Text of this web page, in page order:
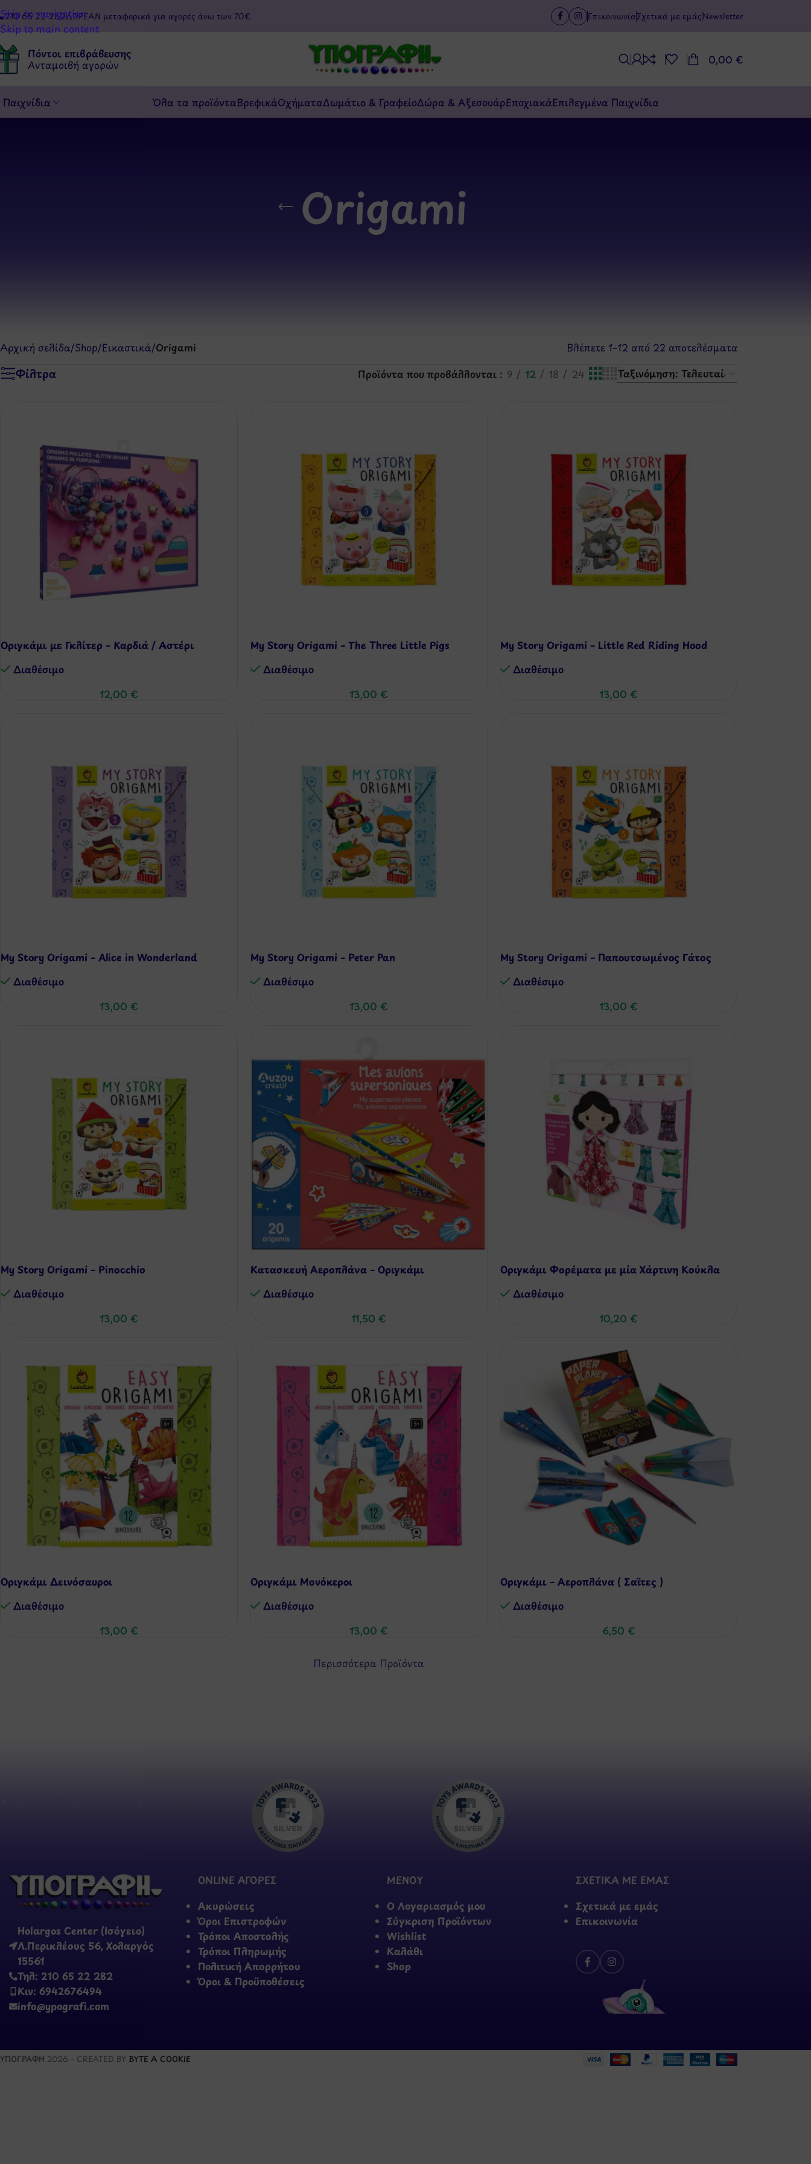
Skip to navigation
Skip to main content
210 65 22 282ΔΩΡΕΑΝ μεταφορικά για αγορές άνω των 70€ Επικοινωνία Σχετικά με εμάςNewsletter
Πόντοι επιβράβευσης
Ανταμοιβή αγορών 0,00 €
Παιχνίδια Όλα τα προϊόνταΒρεφικάΟχήματαΔωμάτιο & ΓραφείοΔώρα & ΑξεσουάρΕποχιακάΕπιλεγμένα Παιχνίδια
Origami
Αρχική σελίδα/Shop/Εικαστικά/Origami Βλέπετε 1–12 από 22 αποτελέσματα
Φίλτρα Προϊόντα που προβάλλονται 9 12 18 24
Οριγκάμι με Γκλίτερ – Καρδιά / Αστέρι
Διαθέσιμo
12,00 €
My Story Origami – The Three Little Pigs
Διαθέσιμo
13,00 €
My Story Origami – Little Red Riding Hood
Διαθέσιμo
13,00 €
My Story Origami – Alice in Wonderland
Διαθέσιμo
13,00 €
My Story Origami – Peter Pan
Διαθέσιμo
13,00 €
My Story Origami – Παπουτσωμένος Γάτος
Διαθέσιμo
13,00 €
My Story Origami – Pinocchio
Διαθέσιμo
13,00 €
Κατασκευή Αεροπλάνα – Οριγκάμι
Διαθέσιμo
11,50 €
Οριγκάμι Φορέματα με μία Χάρτινη Κούκλα
Διαθέσιμo
10,20 €
Οριγκάμι Δεινόσαυροι
Διαθέσιμo
13,00 €
Οριγκάμι Μονόκεροι
Διαθέσιμo
13,00 €
Οριγκάμι – Αεροπλάνα ( Σαϊτες )
Διαθέσιμo
6,50 €
Περισσότερα Προϊόντα
Holargos Center (Ισόγειο)
Λ.Περικλέους 56, Χολαργός
15561
Τηλ: 210 65 22 282
Κιν: 6942676494
info@ypografi.com
ONLINE ΑΓΟΡΕΣ
Ακυρώσεις
Όροι Επιστροφών
Τρόποι Αποστολής
Τρόποι Πληρωμής
Πολιτική Απορρήτου
Όροι & Προϋποθέσεις
ΜΕΝΟΥ
Ο Λογαριασμός μου
Σύγκριση Προϊόντων
Wishlist
Καλάθι
Shop
ΣΧΕΤΙΚΑ ΜΕ ΕΜΑΣ
Σχετικά με εμάς
Επικοινωνία
ΥΠΟΓΡΑΦΗ 2026 - CREATED BY BYTE A COOKIE